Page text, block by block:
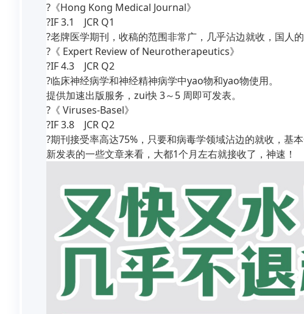
?《Hong Kong Medical Journal》
?IF 3.1    JCR Q1
?老牌医学期刊，收稿的范围非常广，几乎沾边就收，国人
?《 Expert Review of Neurotherapeutics》
?IF 4.3    JCR Q2
?临床神经病学和神经精神病学中yao物和yao物使用。
提供加速出版服务，zui快 3～5 周即可发表。
?《 Viruses-Basel》
?IF 3.8    JCR Q2
?期刊接受率高达75%，只要和病毒学领域沾边的就收，基
新发表的一些文章来看，大都1个月左右就接收了，神速！